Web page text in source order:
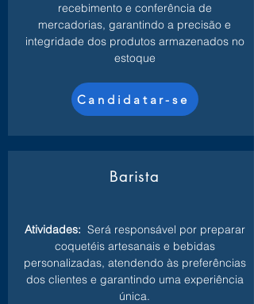
recebimento e conferência de
mercadorias, garantindo a precisão e
integridade dos produtos armazenados no
estoque
Candidatar-se
Barista
Atividades: Será responsável por preparar
coquetéis artesanais e bebidas
personalizadas, atendendo às preferências
dos clientes e garantindo uma experiência
única.